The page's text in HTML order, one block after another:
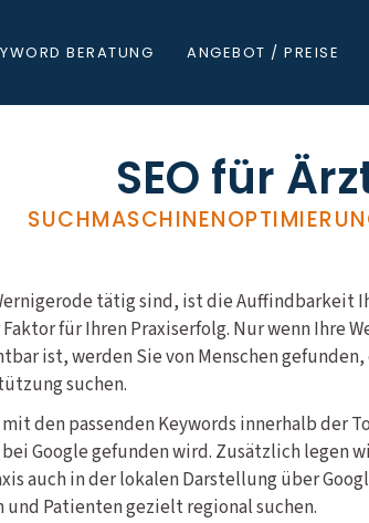
BERATUNG ANGEBOT / PREISE
SEO für
tätig sind, ist die Auffindbarkeit
für Ihren Praxiserfolg. Nur wenn Ihre
ist, werden Sie von Menschen
suchen.
den passenden Keywords innerhalb der
Google gefunden wird. Zusätzlich legen
auch in der lokalen Darstellung über
Patienten gezielt regional suchen.